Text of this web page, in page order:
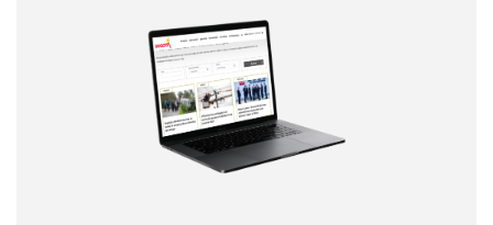
Correo electrónico
Tipo de comentario